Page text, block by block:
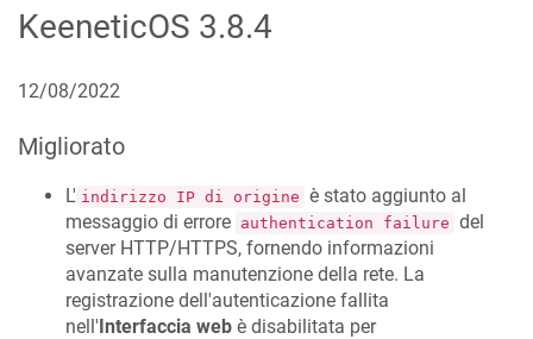
KeeneticOS 3.8.4
12/08/2022
Migliorato
L' indirizzo IP di origine è stato aggiunto al
messaggio di errore authentication failure del
server HTTP/HTTPS, fornendo informazioni
avanzate sulla manutenzione della rete. La
registrazione dell'autenticazione fallita
nell'Interfaccia web è disabilitata per